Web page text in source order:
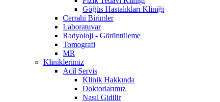
Göğüs Hastalıkları Kliniği
Cerrahi Birimler
Laboratuvar
Radyoloji - Görüntüleme
Tomografi
MR
Kliniklerimiz
Acil Servis
Klinik Hakkında
Doktorlarımız
Nasıl Gidilir